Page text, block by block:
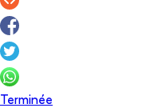
Terminée